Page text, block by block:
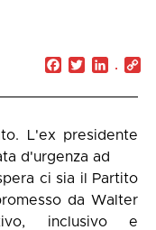
Facebook
Twitter
L'ex presidente
d'urgenza ad
ci sia il Partito
da Walter
inclusivo e